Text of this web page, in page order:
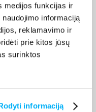
medijos funkcijas ir
informaciją
reklamavimo ir
prie kitos jūsų
surinktos
informaciją
Lockout